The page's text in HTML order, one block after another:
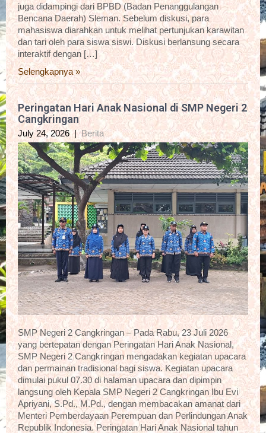
juga didampingi dari BPBD (Badan Penanggulangan
Bencana Daerah) Sleman. Sebelum diskusi, para
mahasiswa diarahkan untuk melihat pertunjukan karawitan
dan tari oleh para siswa siswi. Diskusi berlansung secara
interaktif dengan […]
Selengkapnya »
Peringatan Hari Anak Nasional di SMP Negeri 2
Cangkringan
July 24, 2026 |Berita
SMP Negeri 2 Cangkringan – Pada Rabu, 23 Juli 2026
yang bertepatan dengan Peringatan Hari Anak Nasional,
SMP Negeri 2 Cangkringan mengadakan kegiatan upacara
dan permainan tradisional bagi siswa. Kegiatan upacara
dimulai pukul 07.30 di halaman upacara dan dipimpin
langsung oleh Kepala SMP Negeri 2 Cangkringan Ibu Evi
Apriyani, S.Pd., M.Pd., dengan membacakan amanat dari
Menteri Pemberdayaan Perempuan dan Perlindungan Anak
Republik Indonesia. Peringatan Hari Anak Nasional tahun